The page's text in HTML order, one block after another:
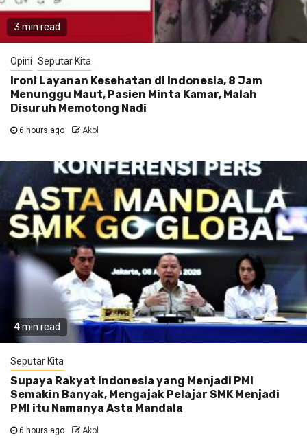
3 min read
Opini Seputar Kita
Ironi Layanan Kesehatan di Indonesia, 8 Jam
Menunggu Maut, Pasien Minta Kamar, Malah
Disuruh Memotong Nadi
6 hours ago Akol
4 min read
Seputar Kita
Supaya Rakyat Indonesia yang Menjadi PMI
Semakin Banyak, Mengajak Pelajar SMK Menjadi
PMI itu Namanya Asta Mandala
6 hours ago Akol